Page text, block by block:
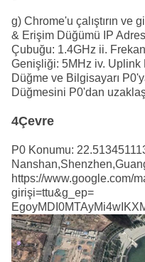
g) Chrome'u çalıştırın ve
& Erişim Düğümü IP
Çubuğu: 1.4GHz ii.
Genişliği: 5MHz iv. Uplink
Düğme ve Bilgisayarı
Düğmesini P0'dan
4Çevre
P0 Konumu:
https://www.google.com/
girişi=ttu&g_ep=